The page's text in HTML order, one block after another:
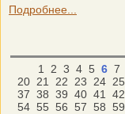
Подробнее...
1 2 3 4 5 6 7
20 21 22 23 24 25
37 38 39 40 41 42
54 55 56 57 58 59